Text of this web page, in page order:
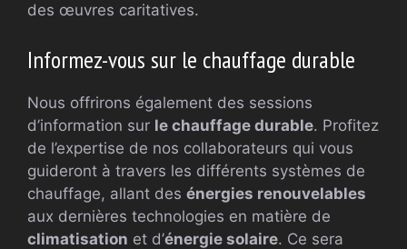
des œuvres caritatives.
Informez-vous sur le chauffage durable
Nous offrirons également des sessions
d’information sur le chauffage durable. Profitez
de l’expertise de nos collaborateurs qui vous
guideront à travers les différents systèmes de
chauffage, allant des énergies renouvelables
aux dernières technologies en matière de
climatisation et d’énergie solaire. Ce sera